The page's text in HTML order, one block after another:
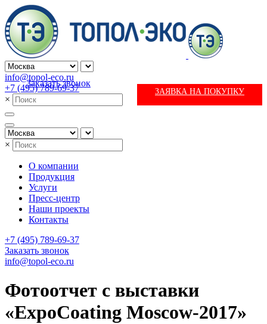
info@topol-eco.ru
+7 (495) 789-69-37
Заказать звонок
ЗАЯВКА НА ПОКУПКУ
×
×
О компании
Продукция
Услуги
Пресс-центр
Наши проекты
Контакты
+7 (495) 789-69-37
Заказать звонок
info@topol-eco.ru
Фотоотчет с выставки
«ExpoCoating Moscow-2017»